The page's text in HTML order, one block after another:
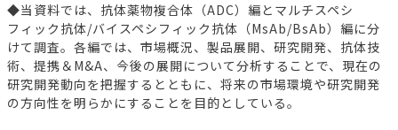
◆当資料では、抗体薬物複合体（ADC）編とマルチスペシ
フィック抗体/バイスペシフィック抗体（MsAb/BsAb）編に分
けて調査。各編では、市場概況、製品展開、研究開発、抗体技
術、提携＆M&A、今後の展開について分析することで、現在の
研究開発動向を把握するとともに、将来の市場環境や研究開発
の方向性を明らかにすることを目的としている。